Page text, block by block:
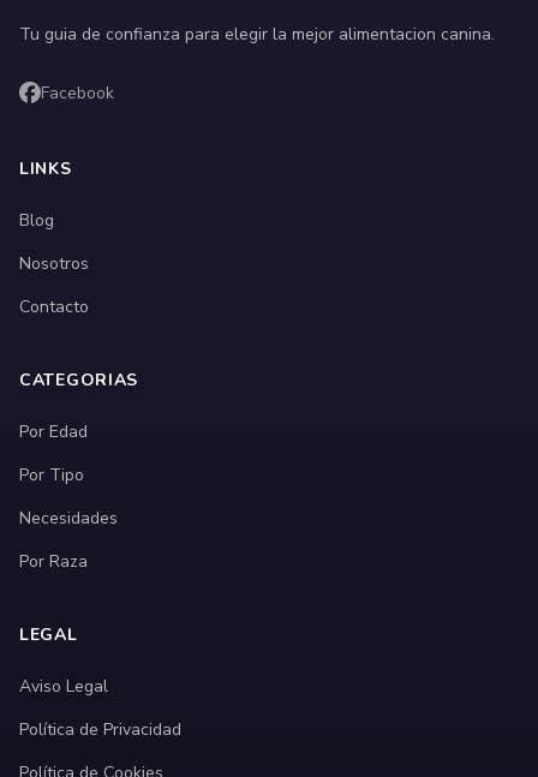
Tu guia de confianza para elegir la mejor alimentacion canina.
Facebook
LINKS
Blog
Nosotros
Contacto
CATEGORIAS
Por Edad
Por Tipo
Necesidades
Por Raza
LEGAL
Aviso Legal
Política de Privacidad